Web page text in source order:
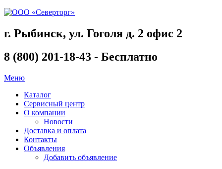
г. Рыбинск, ул. Гоголя д. 2 офис 2
8 (800) 201-18-43 - Бесплатно
Меню
Каталог
Сервисный центр
О компании
Новости
Доставка и оплата
Контакты
Объявления
Добавить объявление